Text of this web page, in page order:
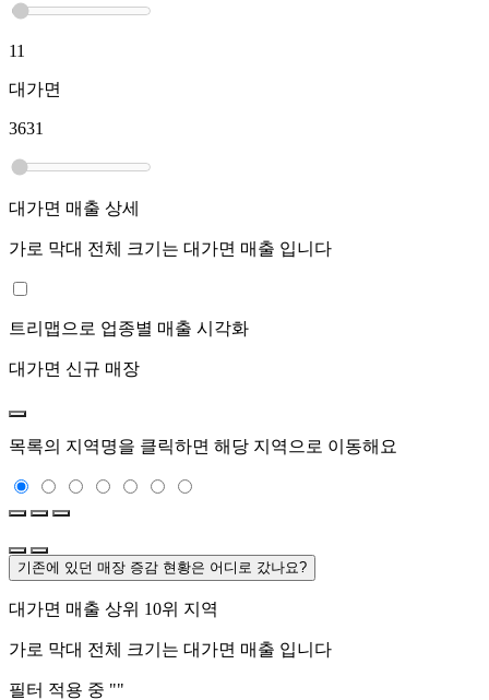
11
대가면
3631
대가면 매출 상세
가로 막대 전체 크기는 대가면 매출 입니다
트리맵으로 업종별 매출 시각화
대가면 신규 매장
목록의 지역명을 클릭하면 해당 지역으로 이동해요
기존에 있던 매장 증감 현황은 어디로 갔나요?
대가면 매출 상위 10위 지역
가로 막대 전체 크기는 대가면 매출 입니다
필터 적용 중 ""